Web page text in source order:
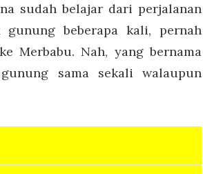
sudah belajar dari perjalanan
beberapa kali, pernah
Merbabu. Nah, yang bernama
sama sekali walaupun